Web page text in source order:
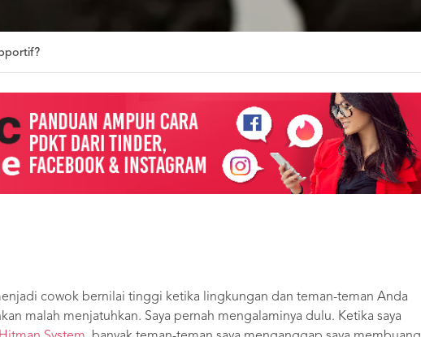
cowok bernilai tinggi ketika lingkungan dan teman-teman Anda
malah menjatuhkan. Saya pernah mengalaminya dulu. Ketika saya